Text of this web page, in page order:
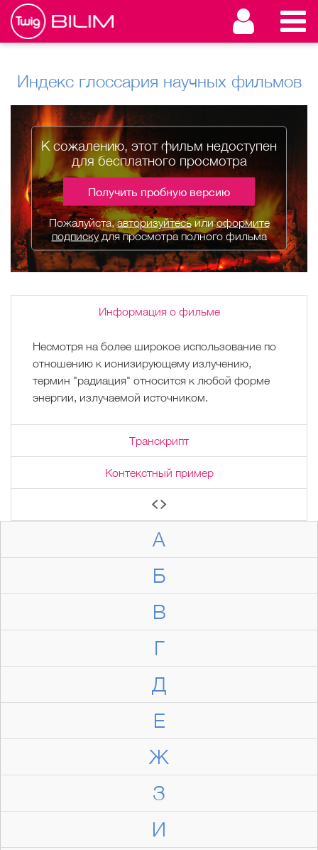
Индекс глоссария научных фильмов
А
Б
В
Г
Д
Е
Ж
З
И
К сожалению, этот фильм недоступен
для бесплатного просмотра
Получить пробную версию
Пожалуйста,авторизуйтесьилиоформите
подпискудля просмотра полного фильма
Информация о фильме
Несмотря на более широкое использование по
отношению к ионизирующему излучению,
термин "радиация" относится к любой форме
энергии, излучаемой источником.
Транскрипт
Контекстный пример